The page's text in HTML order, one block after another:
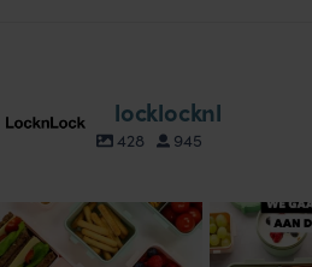
locklocknl
428 945
locklocknl
Aug 18